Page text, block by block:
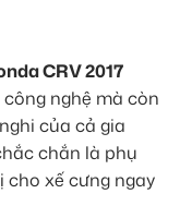
CRV 2017
nghệ mà còn
của cả gia
chắn là phụ
cho xế cưng ngay